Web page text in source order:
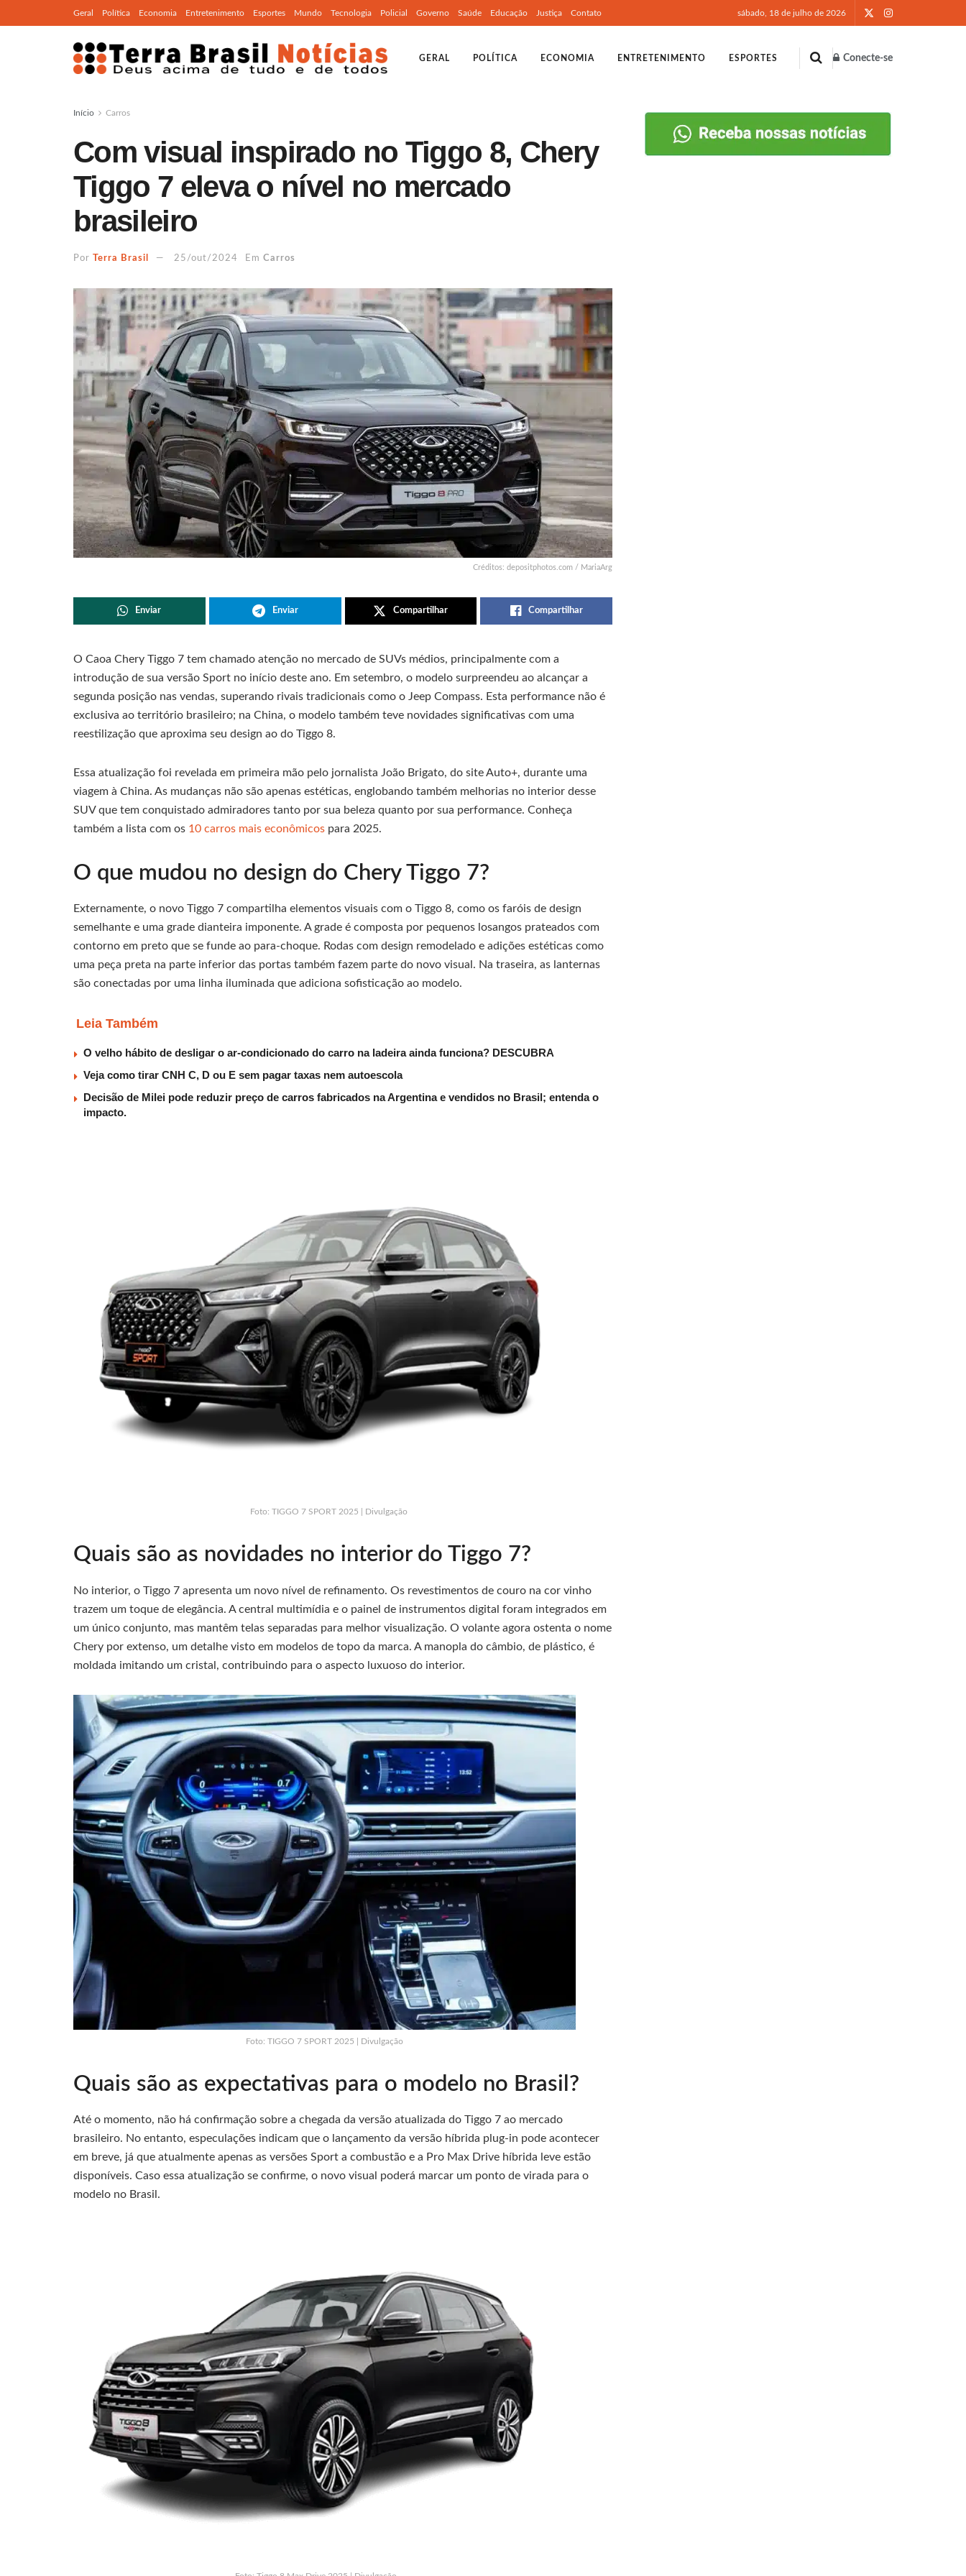
Geral Política Economia Entretenimento Esportes Mundo Tecnologia Policial Governo Saúde Educação Justiça Contato sábado, 18 de julho de 2026
GERAL POLÍTICA ECONOMIA ENTRETENIMENTO ESPORTES Conecte-se
Início Carros
Com visual inspirado no Tiggo 8, Chery
Tiggo 7 eleva o nível no mercado
brasileiro
Por Terra Brasil 25/out/2024 Em Carros
Créditos: depositphotos.com / MariaArg
Enviar Enviar Compartilhar Compartilhar
O Caoa Chery Tiggo 7 tem chamado atenção no mercado de SUVs médios, principalmente com a
introdução de sua versão Sport no início deste ano. Em setembro, o modelo surpreendeu ao alcançar a
segunda posição nas vendas, superando rivais tradicionais como o Jeep Compass. Esta performance não é
exclusiva ao território brasileiro; na China, o modelo também teve novidades significativas com uma
reestilização que aproxima seu design ao do Tiggo 8.
Essa atualização foi revelada em primeira mão pelo jornalista João Brigato, do site Auto+, durante uma
viagem à China. As mudanças não são apenas estéticas, englobando também melhorias no interior desse
SUV que tem conquistado admiradores tanto por sua beleza quanto por sua performance. Conheça
também a lista com os 10 carros mais econômicos para 2025.
O que mudou no design do Chery Tiggo 7?
Externamente, o novo Tiggo 7 compartilha elementos visuais com o Tiggo 8, como os faróis de design
semelhante e uma grade dianteira imponente. A grade é composta por pequenos losangos prateados com
contorno em preto que se funde ao para-choque. Rodas com design remodelado e adições estéticas como
uma peça preta na parte inferior das portas também fazem parte do novo visual. Na traseira, as lanternas
são conectadas por uma linha iluminada que adiciona sofisticação ao modelo.
Leia Também
O velho hábito de desligar o ar-condicionado do carro na ladeira ainda funciona? DESCUBRA
Veja como tirar CNH C, D ou E sem pagar taxas nem autoescola
Decisão de Milei pode reduzir preço de carros fabricados na Argentina e vendidos no Brasil; entenda o
impacto.
Foto: TIGGO 7 SPORT 2025 | Divulgação
Quais são as novidades no interior do Tiggo 7?
No interior, o Tiggo 7 apresenta um novo nível de refinamento. Os revestimentos de couro na cor vinho
trazem um toque de elegância. A central multimídia e o painel de instrumentos digital foram integrados em
um único conjunto, mas mantêm telas separadas para melhor visualização. O volante agora ostenta o nome
Chery por extenso, um detalhe visto em modelos de topo da marca. A manopla do câmbio, de plástico, é
moldada imitando um cristal, contribuindo para o aspecto luxuoso do interior.
Foto: TIGGO 7 SPORT 2025 | Divulgação
Quais são as expectativas para o modelo no Brasil?
Até o momento, não há confirmação sobre a chegada da versão atualizada do Tiggo 7 ao mercado
brasileiro. No entanto, especulações indicam que o lançamento da versão híbrida plug-in pode acontecer
em breve, já que atualmente apenas as versões Sport a combustão e a Pro Max Drive híbrida leve estão
disponíveis. Caso essa atualização se confirme, o novo visual poderá marcar um ponto de virada para o
modelo no Brasil.